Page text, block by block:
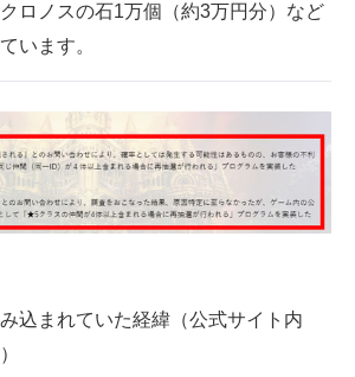
ロノスの石1万個（約3万円分）など
います。
込まれていた経緯（公式サイト内